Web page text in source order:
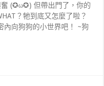
奮 (✪ω✪) 但帶出門了，你的
？牠到底又怎麼了啦？
向狗狗的小世界吧！ ~狗